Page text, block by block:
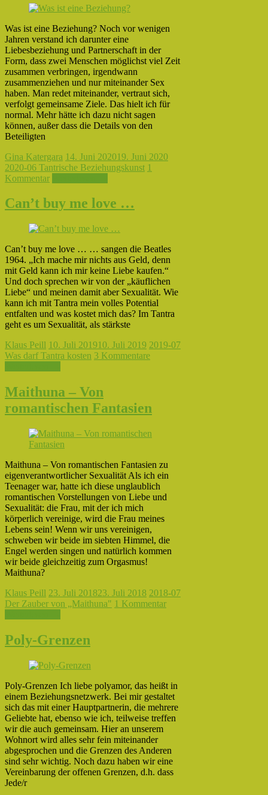
Was ist eine Beziehung? Noch vor wenigen
Jahren verstand ich darunter eine
Liebesbeziehung und Partnerschaft in der
Form, dass zwei Menschen möglichst viel Zeit
zusammen verbringen, irgendwann
zusammenziehen und nur miteinander Sex
haben. Man redet miteinander, vertraut sich,
verfolgt gemeinsame Ziele. Das hielt ich für
normal. Mehr hätte ich dazu nicht sagen
können, außer dass die Details von den
Beteiligten
Gina Katergara 14. Juni 202019. Juni 2020
2020-06 Tantrische Beziehungskunst 1
Kommentar
Can’t buy me love …
Can’t buy me love … … sangen die Beatles
1964. „Ich mache mir nichts aus Geld, denn
mit Geld kann ich mir keine Liebe kaufen.“
Und doch sprechen wir von der „käuflichen
Liebe“ und meinen damit aber Sexualität. Wie
kann ich mit Tantra mein volles Potential
entfalten und was kostet mich das? Im Tantra
geht es um Sexualität, als stärkste
Klaus Peill 10. Juli 201910. Juli 2019 2019-07
Was darf Tantra kosten 3 Kommentare
Maithuna – Von
romantischen Fantasien
Maithuna – Von romantischen Fantasien zu
eigenverantwortlicher Sexualität Als ich ein
Teenager war, hatte ich diese unglaublich
romantischen Vorstellungen von Liebe und
Sexualität: die Frau, mit der ich mich
körperlich vereinige, wird die Frau meines
Lebens sein! Wenn wir uns vereinigen,
schweben wir beide im siebten Himmel, die
Engel werden singen und natürlich kommen
wir beide gleichzeitig zum Orgasmus!
Maithuna?
Klaus Peill 23. Juli 201823. Juli 2018 2018-07
Der Zauber von „Maithuna" 1 Kommentar
Poly-Grenzen
Poly-Grenzen Ich liebe polyamor, das heißt in
einem Beziehungsnetzwerk. Bei mir gestaltet
sich das mit einer Hauptpartnerin, die mehrere
Geliebte hat, ebenso wie ich, teilweise treffen
wir die auch gemeinsam. Hier an unserem
Wohnort wird alles sehr fein miteinander
abgesprochen und die Grenzen des Anderen
sind sehr wichtig. Noch dazu haben wir eine
Vereinbarung der offenen Grenzen, d.h. dass
Jede/r